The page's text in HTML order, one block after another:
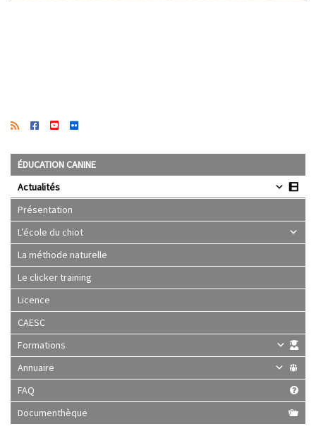
ÉDUCATION CANINE
Actualités
Présentation
L’école du chiot
La méthode naturelle
Le clicker training
Licence
CAESC
Formations
Annuaire
FAQ
Documenthèque